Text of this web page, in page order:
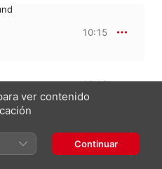
10:15
10:16
2018) 35:34
ver contenido
Continuar